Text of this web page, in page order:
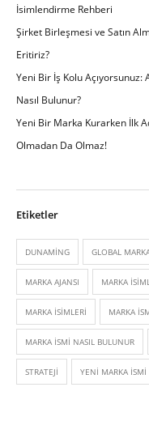
İsimlendirme Rehberi
Şirket Birleşmesi ve Satın
Eritiriz?
Yeni Bir İş Kolu Açıyorsunuz:
Nasıl Bulunur?
Yeni Bir Marka Kurarken İlk
Olmadan Da Olmaz!
Etiketler
DUNAMING GLOBAL
MARKA AJANSI MARKA
MARKA ISIMLERI MARKA
MARKA ISMI NASIL BULUNUR
STRATEJI YENI MARKA ISMI